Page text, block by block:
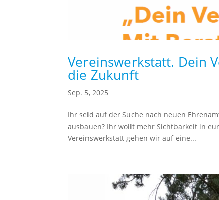
Vereinswerkstatt. Dein
die Zukunft
Sep. 5, 2025
Ihr seid auf der Suche nach neuen
ausbauen? Ihr wollt mehr Sichtbarkeit in
Vereinswerkstatt gehen wir auf eine...